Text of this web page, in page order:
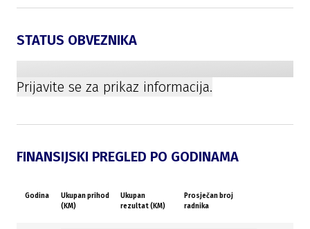
STATUS OBVEZNIKA
Prijavite se za prikaz informacija.
FINANSIJSKI PREGLED PO GODINAMA
Godina
Ukupan prihod
(KM)
Ukupan
rezultat (KM)
Prosječan broj
radnika